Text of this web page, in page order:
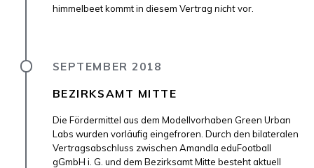
himmelbeet kommt in diesem Vertrag nichtvor.
SEPTEMBER 2018
BEZIRKSAMT MITTE
Die Fördermittel aus dem Modellvorhaben Green Urban
Labs wurden vorläufig eingefroren. Durch den bilateralen
Vertragsabschluss zwischen Amandla eduFootball
gGmbH i. G. und dem Bezirksamt Mitte besteht aktuell